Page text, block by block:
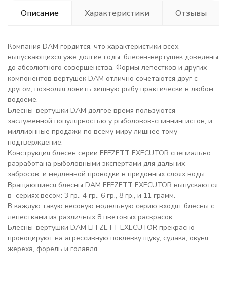
Описание Характеристики Отзывы
Компания DAM гордится, что характеристики всех,
выпускающихся уже долгие годы, блесен-вертушек доведены
до абсолютного совершенства. Формы лепестков и других
компонентов вертушек DAM отлично сочетаются друг с
другом, позволяя ловить хищную рыбу практически в любом
водоеме.
Блесны-вертушки DAM долгое время пользуются
заслуженной популярностью у рыболовов-спиннингистов, и
миллионные продажи по всему миру лишнее тому
подтверждение.
Конструкция блесен серии EFFZETT EXECUTOR специально
разработана рыболовными экспертами для дальних
забросов, и медленной проводки в придонных слоях воды.
Вращающиеся блесны DAM EFFZETT EXECUTOR выпускаются
в сериях весом: 3 гр., 4 гр., 6 гр., 8 гр., и 11 грамм.
В каждую такую весовую модельную серию входят блесны с
лепестками из различных 8 цветовых раскрасок.
Блесны-вертушки DAM EFFZETT EXECUTOR прекрасно
провоцируют на агрессивную поклевку щуку, судака, окуня,
жереха, форель и голавля.